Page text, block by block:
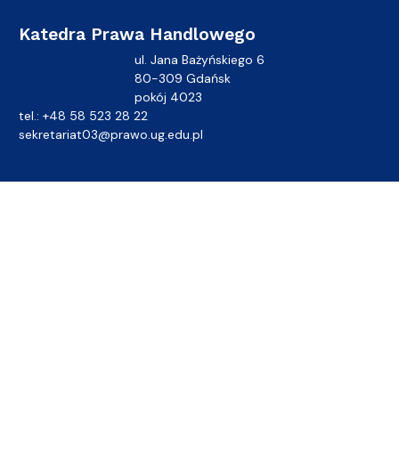
Katedra Prawa Handlowego
ul. Jana Bażyńskiego 6
80-309 Gdańsk
pokój 4023
tel.: +48 58 523 28 22
sekretariat03@prawo.ug.edu.pl